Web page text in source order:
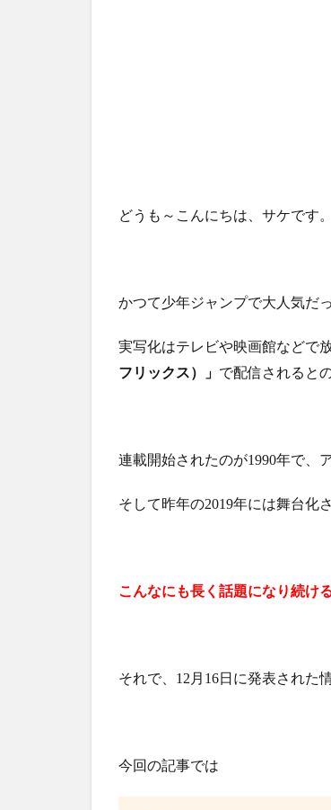
どうも～こんにちは、サケです。
かつて少年ジャンプで大人気だ
実写化はテレビや映画館などで
フリックス）」 で配信されると
連載開始されたのが1990年で、
そして昨年の2019年には舞台化
こんなにも長く話題になり続け
それで、12月16日に発表された
今回の記事では